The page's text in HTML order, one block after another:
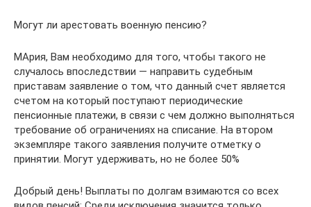
Могут ли арестовать военную пенсию?
МАрия, Вам необходимо для того, чтобы такого не
случалось впоследствии — направить судебным
приставам заявление о том, что данный счет является
счетом на который поступают периодические
пенсионные платежи, в связи с чем должно выполняться
требование об ограничениях на списание. На втором
экземпляре такого заявления получите отметку о
принятии. Могут удерживать, но не более 50%
Добрый день! Выплаты по долгам взимаются со всех